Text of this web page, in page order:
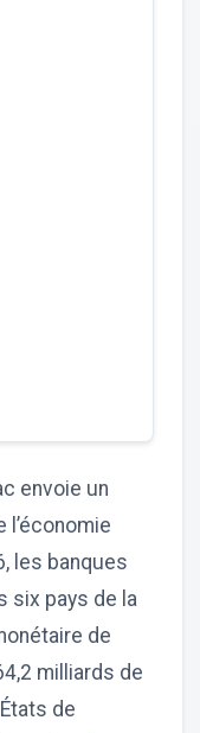
envoie un
l’économie
les banques
six pays de la
de
milliards de
de